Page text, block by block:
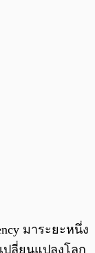
มาระยะหนึ่ง
ปลี่ยนแปลงโลก